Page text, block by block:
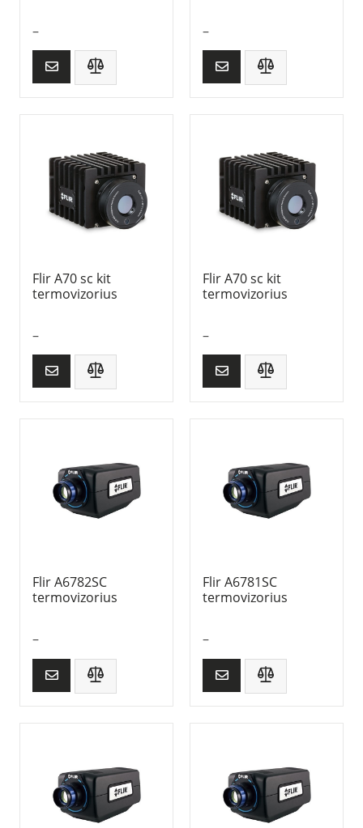
– –
Flir A70 sc kit
termovizorius
–
Flir A70 sc kit
termovizorius
–
Flir A6782SC
termovizorius
–
Flir A6781SC
termovizorius
–